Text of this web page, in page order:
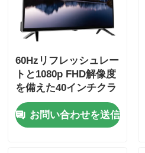
QLEDテレビ
60Hzリフレッシュレー
トと1080p FHD解像度
を備えた40インチクラ
スのフラットスクリー
ンLEDテレビ
お問い合わせを送信